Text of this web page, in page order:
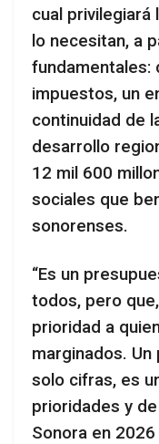
cual privilegiará
lo necesitan, a
fundamentales:
impuestos, un
continuidad de
desarrollo
12 mil 600
sociales que
sonorenses.
“Es un
todos, pero
prioridad a
marginados.
solo cifras, es
prioridades y
Sonora en